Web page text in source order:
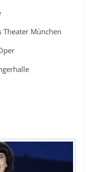
Theater München